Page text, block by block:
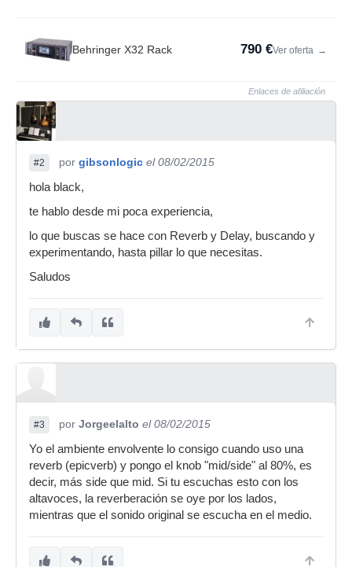
Behringer X32 Rack 790 €Ver oferta →
Enlaces de afiliación
#2 por gibsonlogic el 08/02/2015
hola black,
te hablo desde mi poca experiencia,
lo que buscas se hace con Reverb y Delay, buscando y
experimentando, hasta pillar lo que necesitas.
Saludos
#3 por Jorgeelalto el 08/02/2015
Yo el ambiente envolvente lo consigo cuando uso una
reverb (epicverb) y pongo el knob "mid/side" al 80%, es
decir, más side que mid. Si tu escuchas esto con los
altavoces, la reverberación se oye por los lados,
mientras que el sonido original se escucha en el medio.